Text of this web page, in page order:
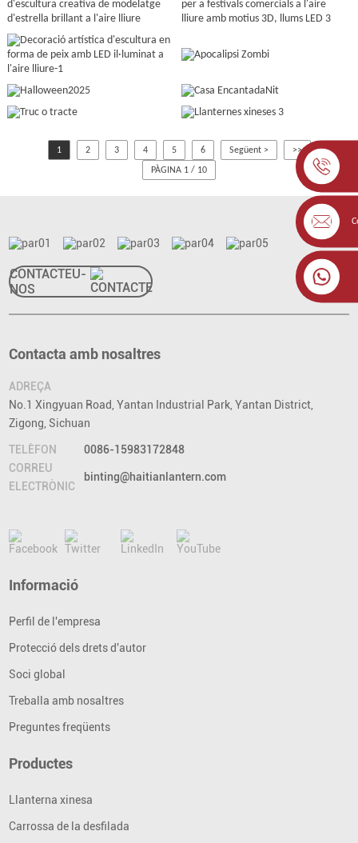
1 2 3 4 5 6 Següent > >>
PÀGINA 1 / 10
CONTACTEU-
NOS
Contacta amb nosaltres
ADREÇA
No.1 Xingyuan Road, Yantan Industrial Park, Yantan District,
Zigong, Sichuan
TELÈFON
0086-15983172848
CORREU
ELECTRÒNIC
binting@haitianlantern.com
Informació
Perfil de l'empresa
Protecció dels drets d'autor
Soci global
Treballa amb nosaltres
Preguntes freqüents
Productes
Llanterna xinesa
Carrossa de la desfilada